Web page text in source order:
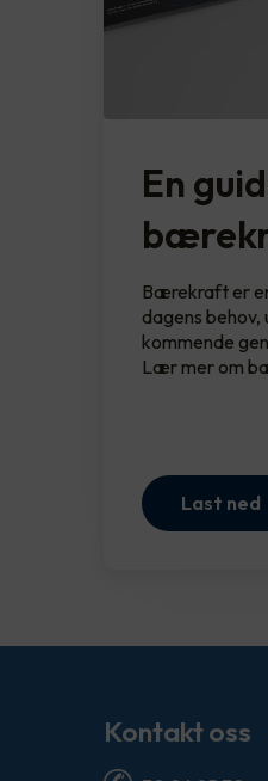
En
Bærekraft er
dagens
kommende
Lær mer om
Last ned
Kontakt oss